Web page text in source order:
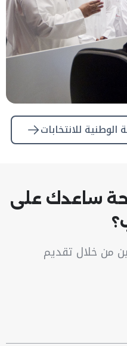
الوطنية للانتخابات
ساعدك على
من خلال تقديم